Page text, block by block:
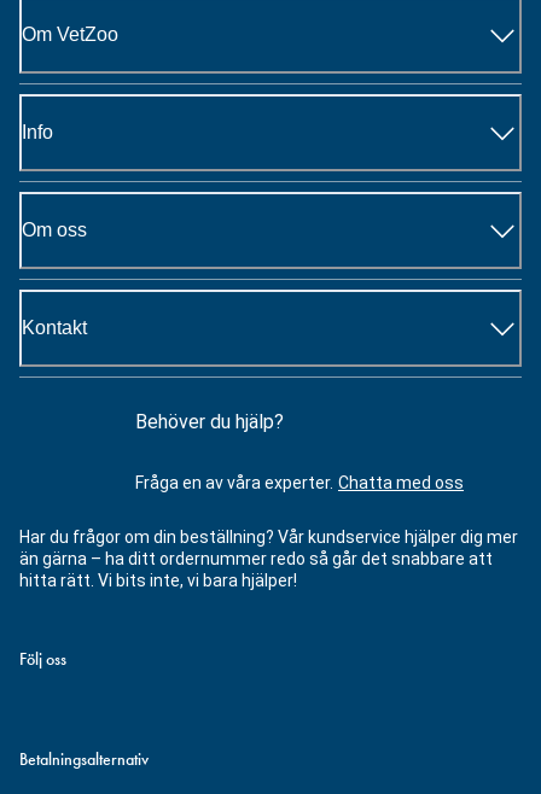
Om VetZoo
Info
Om oss
Kontakt
Behöver du hjälp?
Fråga en av våra experter. Chatta med oss
Har du frågor om din beställning? Vår kundservice hjälper dig mer
än gärna – ha ditt ordernummer redo så går det snabbare att
hitta rätt. Vi bits inte, vi bara hjälper!
Följ oss
Betalningsalternativ